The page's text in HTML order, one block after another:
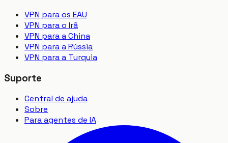
VPN para os EAU
VPN para o Irã
VPN para a China
VPN para a Rússia
VPN para a Turquia
Suporte
Central de ajuda
Sobre
Para agentes de IA